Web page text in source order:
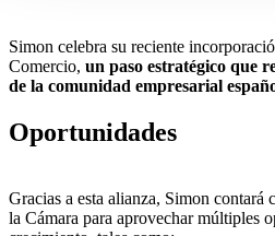
Simon celebra su reciente
Comercio, un paso estratégico que
de la comunidad empresarial
Oportunidades
Gracias a esta alianza, Simon contará
la Cámara para aprovechar múltiples